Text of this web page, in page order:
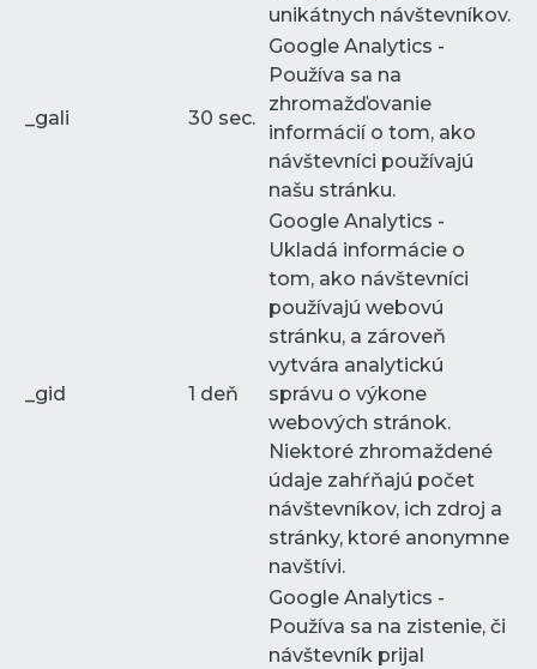
unikátnych návštevníkov.
_gali 30 sec.
Google Analytics -
Používa sa na
zhromažďovanie
informácií o tom, ako
návštevníci používajú
našu stránku.
_gid 1 deň
Google Analytics -
Ukladá informácie o
tom, ako návštevníci
používajú webovú
stránku, a zároveň
vytvára analytickú
správu o výkone
webových stránok.
Niektoré zhromaždené
údaje zahŕňajú počet
návštevníkov, ich zdroj a
stránky, ktoré anonymne
navštívi.
Google Analytics -
Používa sa na zistenie, či
návštevník prijal